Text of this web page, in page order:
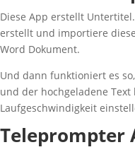
Diese App erstellt
erstellt und importiere
Word Dokument.
Und dann funktioniert es
und der hochgeladene
Laufgeschwindigkeit
Teleprompter